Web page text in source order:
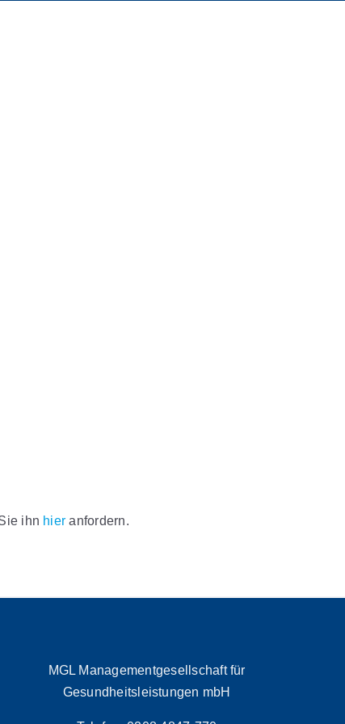
ihn hier anfordern.
MGL Managementgesellschaft für
Gesundheitsleistungen mbH